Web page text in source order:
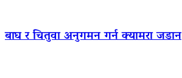
बाघ र चितुवा अनुगमन गर्न क्यामरा जडान